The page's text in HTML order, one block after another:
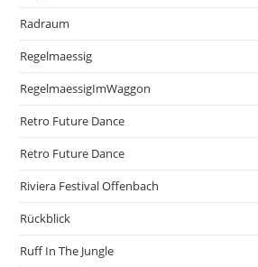
Radraum
Regelmaessig
RegelmaessigImWaggon
Retro Future Dance
Retro Future Dance
Riviera Festival Offenbach
Rückblick
Ruff In The Jungle